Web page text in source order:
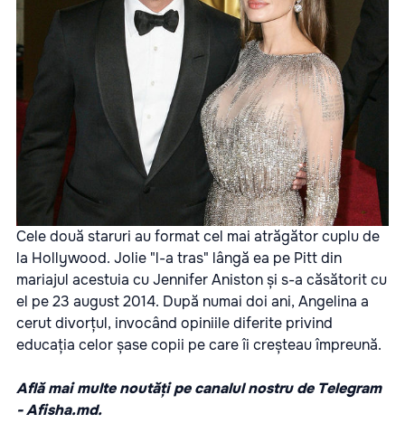
Cele două staruri au format cel mai atrăgător cuplu de
la Hollywood. Jolie "l-a tras" lângă ea pe Pitt din
mariajul acestuia cu Jennifer Aniston și s-a căsătorit cu
el pe 23 august 2014. După numai doi ani, Angelina a
cerut divorțul, invocând opiniile diferite privind
educația celor șase copii pe care îi creșteau împreună.
Află mai multe noutăți pe canalul nostru de Telegram
-Afisha.md.